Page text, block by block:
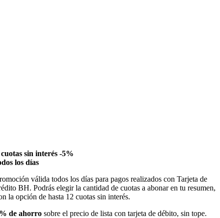
cuotas sin interés -5%
los días
válida todos los días para pagos realizados con Tarjeta de
BH. Podrás elegir la cantidad de cuotas a abonar en tu resumen,
la opción de hasta 12 cuotas sin interés.
de ahorro sobre el precio de lista con tarjeta de débito, sin tope.